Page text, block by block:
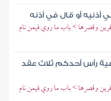
أذنيه أو قال في أذنه
وقصرها > باب ما روي فيمن نام
رأس أحدكم ثلاث عقد
وقصرها > باب ما روي فيمن نام